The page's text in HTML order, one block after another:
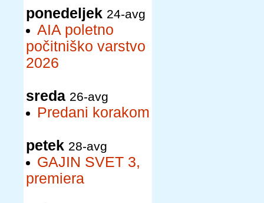
ponedeljek 24-avg
AIA poletno
počitniško varstvo
2026
sreda 26-avg
Predani korakom
petek 28-avg
GAJIN SVET 3,
premiera